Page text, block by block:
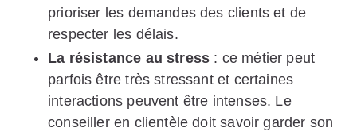
prioriser les demandes des clients et de
respecter les délais.
La résistance au stress : ce métier peut
parfois être très stressant et certaines
interactions peuvent être intenses. Le
conseiller en clientèle doit savoir garder son